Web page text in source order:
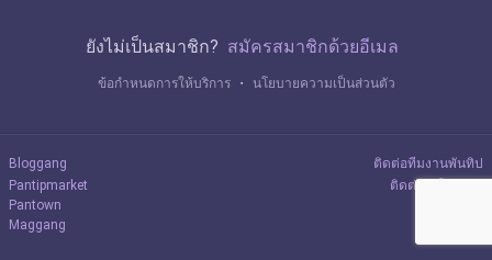
ยังไม่เป็นสมาชิก? สมัครสมาชิกด้วยอีเมล
ข้อกำหนดการให้บริการ ・ นโยบายความเป็นส่วนตัว
Bloggang
Pantipmarket
Pantown
Maggang
ติดต่อทีมงานพันทิป
ติดต่อลงโฆษณา